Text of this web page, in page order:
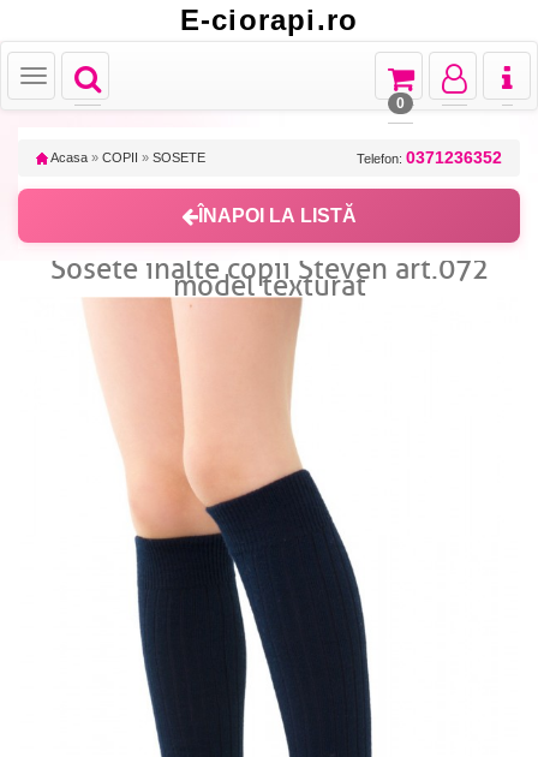
E-ciorapi.ro
Toggle
navigation
Toggle
Toggle
navigation
Toggle
navigation
Toggle
navigation
0
Acasa » COPII » SOSETE Telefon: 0371236352
ÎNAPOI LA LISTĂ
Sosete inalte copii Steven art.072
model texturat